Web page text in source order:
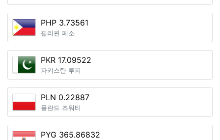
PHP 3.73561
필리핀 페소
PKR 17.09522
파키스탄 루피
PLN 0.22887
폴란드 즈워티
PYG 365.86832